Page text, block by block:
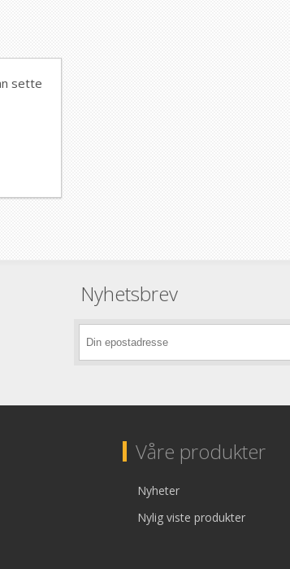
Nyhetsbrev
Våre produkter
Nyheter
Nylig viste produkter
sette